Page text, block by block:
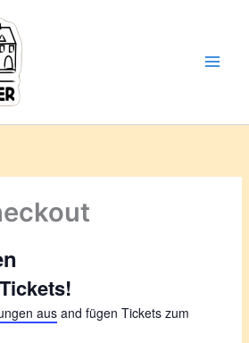
aus and fügen Tickets zum